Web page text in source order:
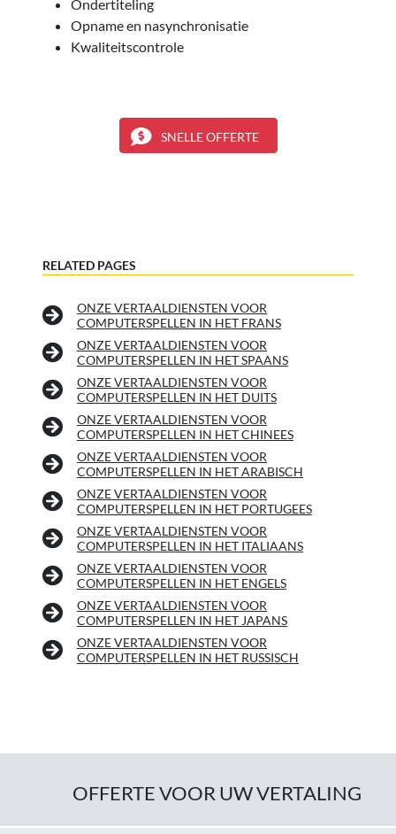
Ondertiteling
Opname en nasynchronisatie
Kwaliteitscontrole
SNELLE OFFERTE
RELATED PAGES
ONZE VERTAALDIENSTEN VOOR
COMPUTERSPELLEN IN HET FRANS
ONZE VERTAALDIENSTEN VOOR
COMPUTERSPELLEN IN HET SPAANS
ONZE VERTAALDIENSTEN VOOR
COMPUTERSPELLEN IN HET DUITS
ONZE VERTAALDIENSTEN VOOR
COMPUTERSPELLEN IN HET CHINEES
ONZE VERTAALDIENSTEN VOOR
COMPUTERSPELLEN IN HET ARABISCH
ONZE VERTAALDIENSTEN VOOR
COMPUTERSPELLEN IN HET PORTUGEES
ONZE VERTAALDIENSTEN VOOR
COMPUTERSPELLEN IN HET ITALIAANS
ONZE VERTAALDIENSTEN VOOR
COMPUTERSPELLEN IN HET ENGELS
ONZE VERTAALDIENSTEN VOOR
COMPUTERSPELLEN IN HET JAPANS
ONZE VERTAALDIENSTEN VOOR
COMPUTERSPELLEN IN HET RUSSISCH
OFFERTE VOOR UW VERTALING